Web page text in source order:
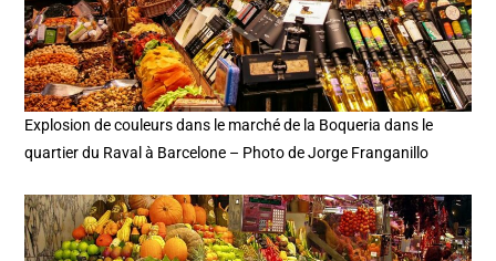
Explosion de couleurs dans le marché de la Boqueria dans le
quartier du Raval à Barcelone – Photo de Jorge Franganillo